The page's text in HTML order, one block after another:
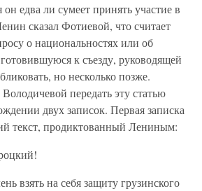
едва ли сумеет принять участие в
сказал Фотиевой, что считает
о национальностях или об
к съезду, руководящей
но несколько позже.
передать эту статью
двух записок. Первая записка
текст, продиктованный Лениным:
взять на себя защиту грузинского